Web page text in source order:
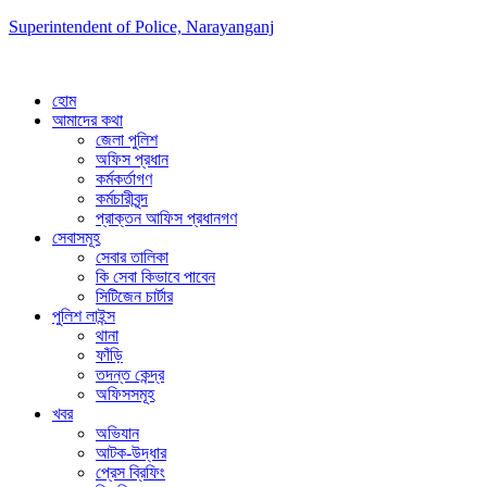
Superintendent of Police, Narayanganj
হোম
আমাদের কথা
জেলা পুলিশ
অফিস প্রধান
কর্মকর্তাগণ
কর্মচারীবৃন্দ
প্রাক্তন আফিস প্রধানগণ
সেবাসমূহ
সেবার তালিকা
কি সেবা কিভাবে পাবেন
সিটিজেন চার্টার
পুলিশ লাইন্স
থানা
ফাঁড়ি
তদন্ত কেন্দ্র
অফিসসমূহ
খবর
অভিযান
আটক-উদ্ধার
প্রেস ব্রিফিং